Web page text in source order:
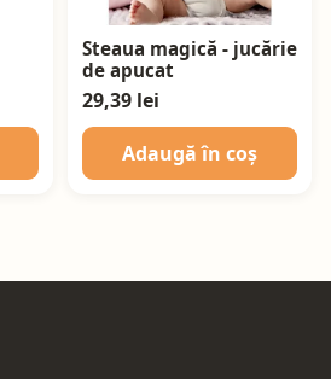
Steaua magică - jucărie
de apucat
29,39 lei
Adaugă în coș